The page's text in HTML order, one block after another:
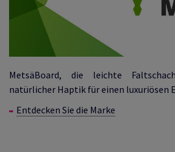
MetsäBoard, die leichte
natürlicher Haptik für einen luxuriösen
Entdecken Sie die Marke